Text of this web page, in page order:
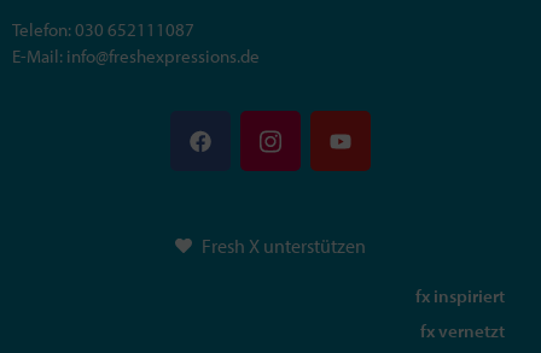
Telefon: 030 652111087
E-Mail: info@freshexpressions.de
Fresh X unterstützen
fx inspiriert
fx vernetzt